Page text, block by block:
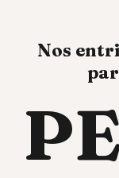
Nos